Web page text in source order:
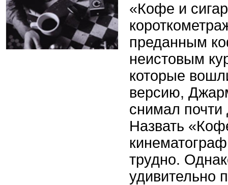
«Кофе и
преданным
неистовым
которые
версию,
снимал почти
Назвать
трудно.
удивительно